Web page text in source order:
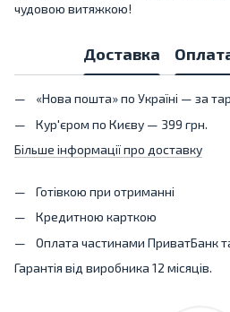
чудовою витяжкою!
Доставка
«Нова пошта» по Україні — за
Кур'єром по Києву — 399 грн.
Більше інформації про доставку
Готівкою при отриманні
Кредитною карткою
Оплата частинами ПриватБанк
Гарантія від виробника 12 місяців.